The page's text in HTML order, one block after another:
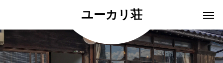
ユーカリ荘